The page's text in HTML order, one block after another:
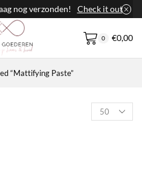
nog verzonden! Check it out
0 €0,00
“Mattifying Paste”
Products
per